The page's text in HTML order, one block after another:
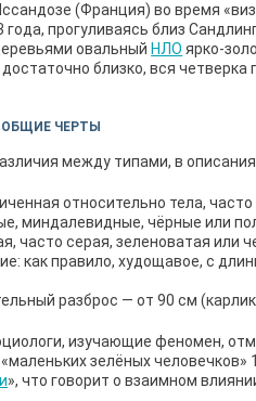
(Франция) во время
года, прогуливаясь близ
овальный НЛО ярко-
близко, вся
ЧЕРТЫ
между типами, в
относительно тела,
миндалевидные, чёрные или
часто серая, зеленоватая или
как правило, худощавое, с
разброс — от 90 см
изучающие феномен,
зелёных
», что говорит о взаимном